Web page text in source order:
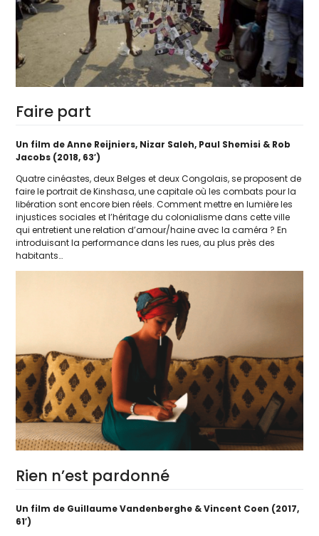
Faire part
Un film de Anne Reijniers, Nizar Saleh, Paul Shemisi & Rob
Jacobs (2018, 63′)
Quatre cinéastes, deux Belges et deux Congolais, se pro­posent de
faire le por­trait de Kinshasa, une capi­tale où les com­bats pour la
libé­ra­tion sont encore bien réels. Comment mettre en lumière les
injus­tices sociales et l’héritage du colo­nia­lisme dans cette ville
qui entre­tient une rela­tion d’amour/haine avec la camé­ra ? En
intro­dui­sant la per­for­mance dans les rues, au plus près des
habitants…
Rien n’est pardonné
Un film de Guillaume Vandenberghe & Vincent Coen (2017,
61′)